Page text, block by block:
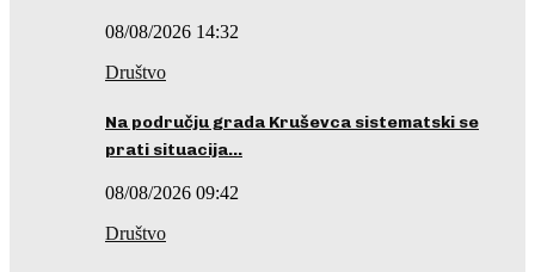
08/08/2026 14:32
Društvo
Na području grada Kruševca sistematski se
prati situacija…
08/08/2026 09:42
Društvo